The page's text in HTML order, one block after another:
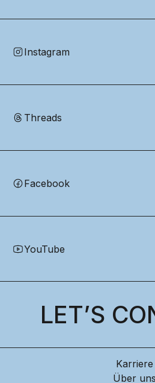
Instagram
Threads
Facebook
YouTube
LET’S
Karriere
Über uns